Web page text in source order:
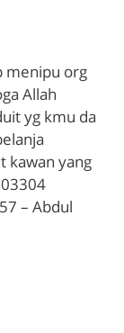
menipu org
Allah
yg kmu da
kawan yang
– Abdul